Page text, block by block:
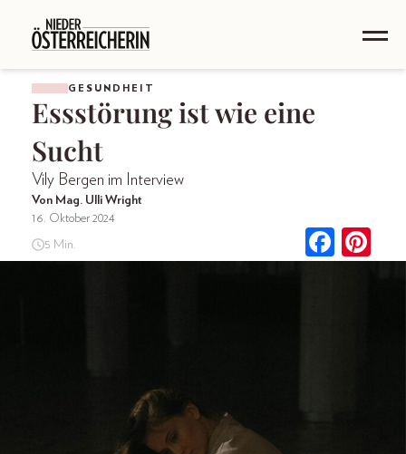
GESUNDHEIT
Essstörung ist wie eine
Sucht
Vily Bergen im Interview
Von Mag. Ulli Wright
16. Oktober 2024
5 Min.